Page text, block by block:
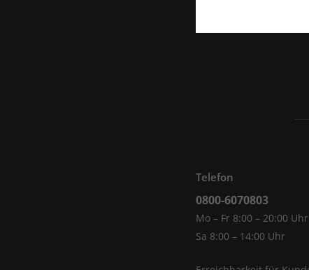
Telefon
0800-6070803
Mo – Fr 8:00 – 20:00 Uhr
Sa 8:00 – 14:00 Uhr